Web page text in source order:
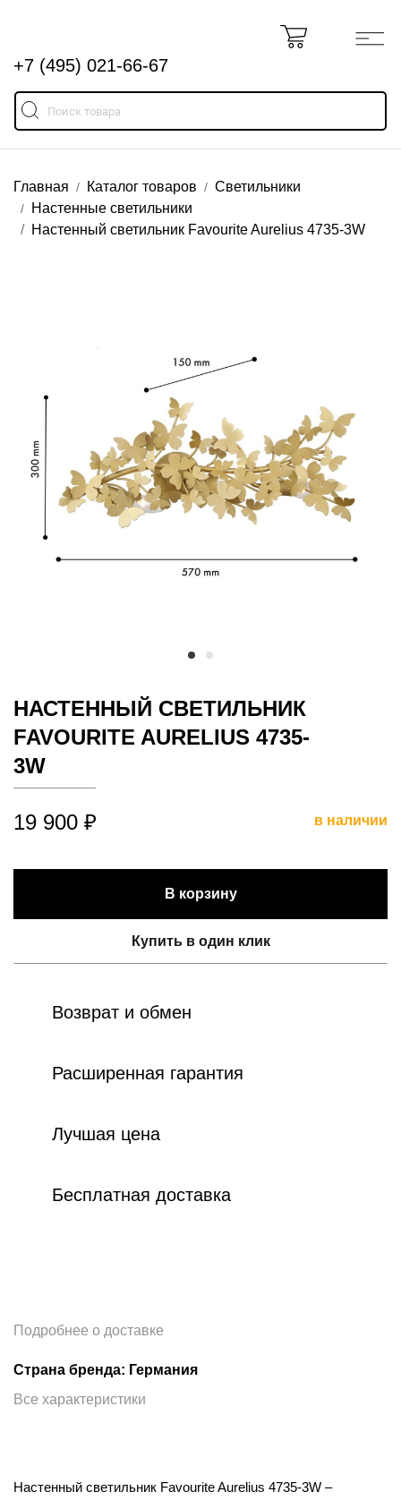
+7 (495) 021-66-67
Главная Каталог товаров
Светильники
Настенные светильники
Настенный светильник Favourite Aurelius 4735-3W
НАСТЕННЫЙ СВЕТИЛЬНИК
FAVOURITE AURELIUS 4735-
3W
19 900 ₽ в наличии
В корзину
Купить в один клик
Возврат и обмен
Расширенная гарантия
Лучшая цена
Бесплатная доставка
Подробнее о доставке
Страна бренда: Германия
Все характеристики
Настенный светильник Favourite Aurelius 4735-3W –